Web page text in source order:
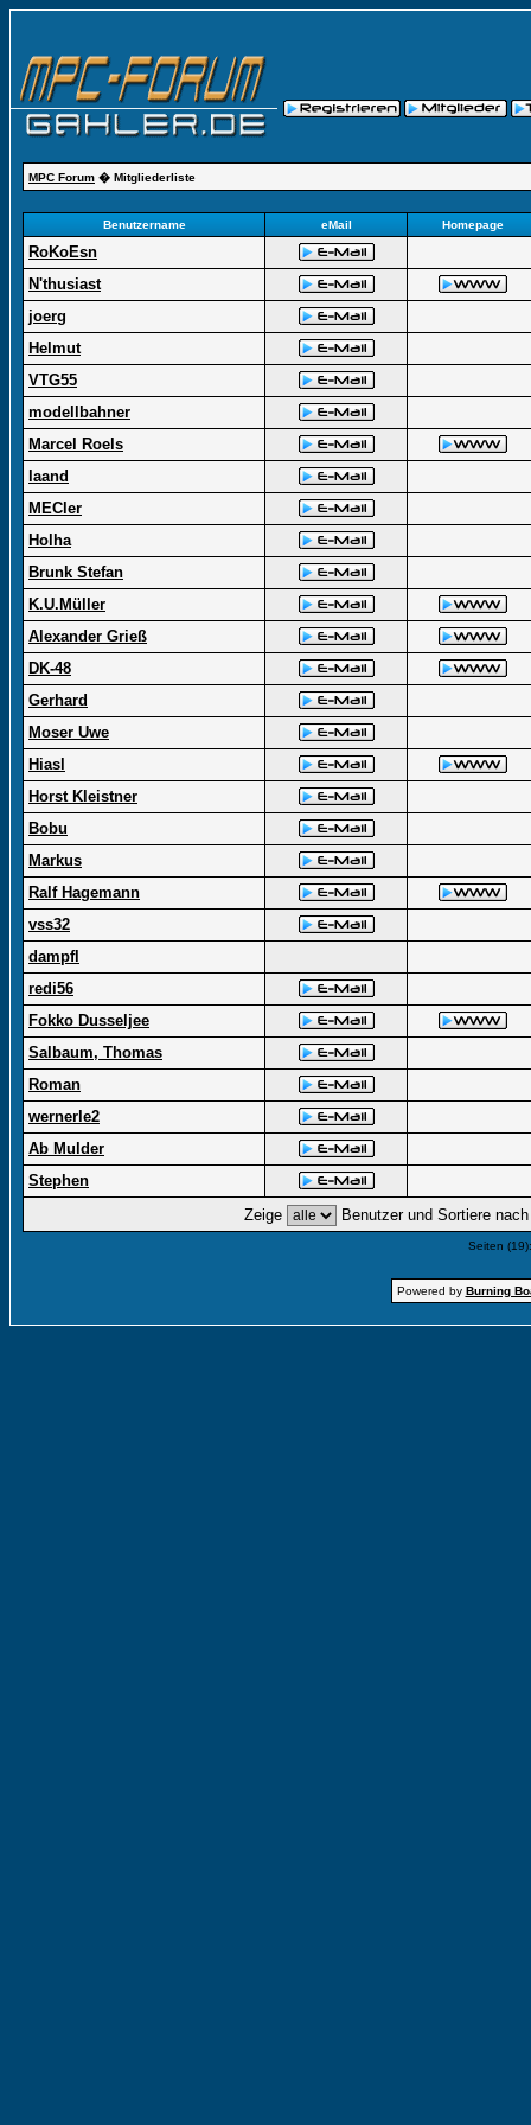
MPC Forum � Mitgliederliste
Benutzername eMail Homepage
RoKoEsn
N'thusiast
joerg
Helmut
VTG55
modellbahner
Marcel Roels
laand
MECler
Holha
Brunk Stefan
K.U.Müller
Alexander Grieß
DK-48
Gerhard
Moser Uwe
Hiasl
Horst Kleistner
Bobu
Markus
Ralf Hagemann
vss32
dampfl
redi56
Fokko Dusseljee
Salbaum, Thomas
Roman
wernerle2
Ab Mulder
Stephen
Zeige
Benutzer und Sortiere
Seiten
Powered by Burning